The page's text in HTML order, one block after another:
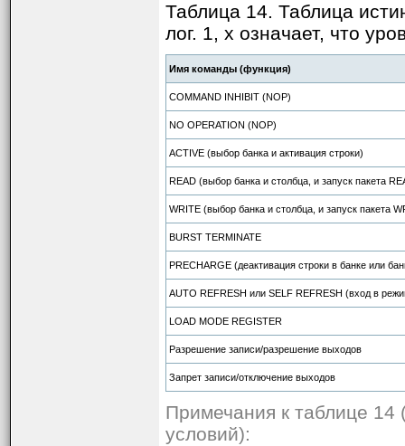
Таблица 14. Таблица
лог. 1, x означает, что
Имя команды (функция)
COMMAND INHIBIT (NOP)
NO OPERATION (NOP)
ACTIVE (выбор банка и активация строки)
READ (выбор банка и столбца, и запуск пакета
WRITE (выбор банка и столбца, и запуск пакета
BURST TERMINATE
PRECHARGE (деактивация строки в банке или
AUTO REFRESH или SELF REFRESH (вход в
LOAD MODE REGISTER
Разрешение записи/разрешение выходов
Запрет записи/отключение выходов
Примечания к таблице
условий):